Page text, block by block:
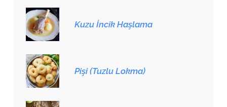
Kuzu İncik Haşlama
Pişi (Tuzlu Lokma)